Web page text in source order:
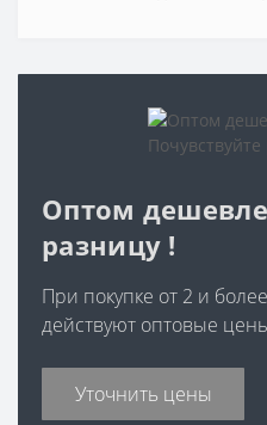
Оптом
разницу !
При покупке от 2 и
действуют оптовые
Уточнить цены